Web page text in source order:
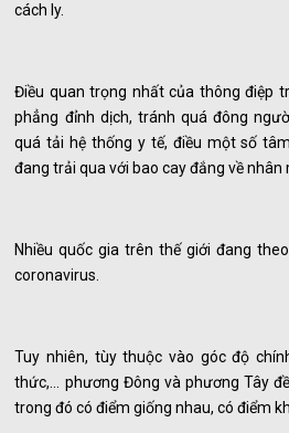
cách ly.
Điều quan trọng nhất của thông điệp
phẳng đỉnh dịch, tránh quá đông
quá tải hệ thống y tế, điều một số
đang trải qua với bao cay đắng về nhân
Nhiều quốc gia trên thế giới đang
coronavirus.
Tuy nhiên, tùy thuộc vào góc độ
thức,… phương Đông và phương Tây
trong đó có điểm giống nhau, có điểm